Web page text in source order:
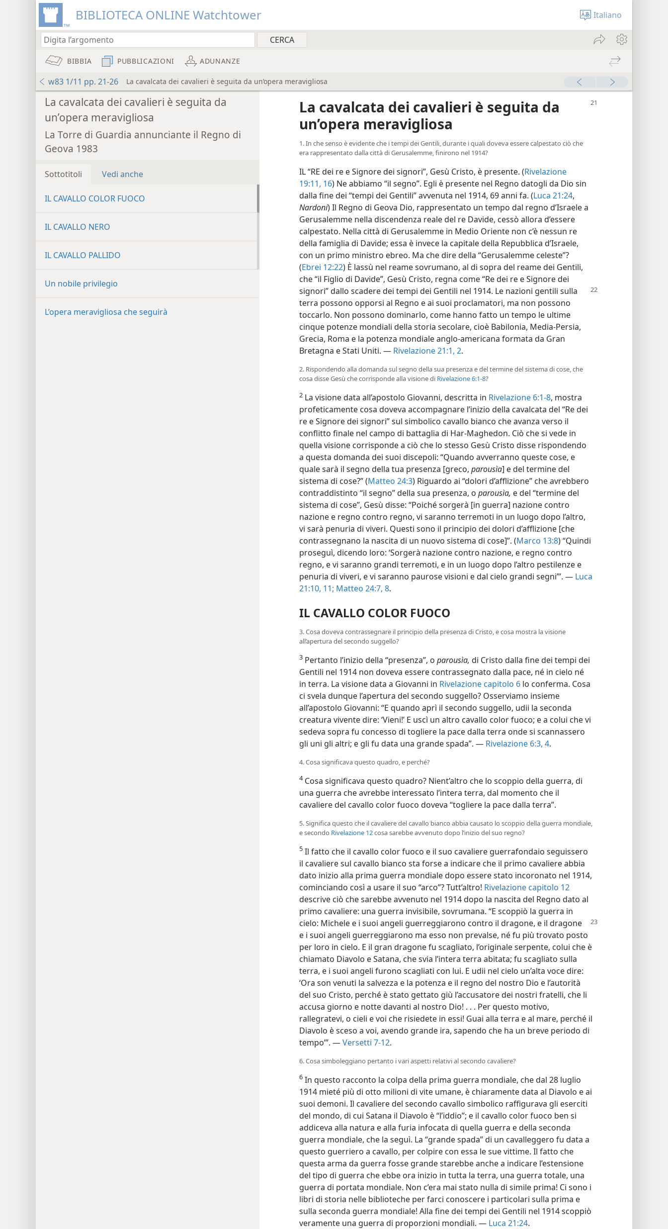
BIBLIOTECA ONLINE Watchtower Italiano
BIBBIA PUBBLICAZIONI ADUNANZE
w83 1/11 pp. 21-26 La cavalcata dei cavalieri è seguita da un’opera meravigliosa
La cavalcata dei cavalieri è seguita da
un’opera meravigliosa
La Torre di Guardia annunciante il Regno di
Geova 1983
Sottotitoli Vedi anche
IL CAVALLO COLOR FUOCO
IL CAVALLO NERO
IL CAVALLO PALLIDO
Un nobile privilegio
L’opera meravigliosa che seguirà
La cavalcata dei cavalieri è seguita da
un’opera meravigliosa
1. In che senso è evidente che i tempi dei Gentili, durante i quali doveva essere calpestato ciò che
era rappresentato dalla città di Gerusalemme, finirono nel 1914?
IL “RE dei re e Signore dei signori”, Gesù Cristo, è presente. (Rivelazione
19:11, 16) Ne abbiamo “il segno”. Egli è presente nel Regno datogli da Dio sin
dalla fine dei “tempi dei Gentili” avvenuta nel 1914, 69 anni fa. (Luca 21:24,
Nardoni) Il Regno di Geova Dio, rappresentato un tempo dal regno d’Israele a
Gerusalemme nella discendenza reale del re Davide, cessò allora d’essere
calpestato. Nella città di Gerusalemme in Medio Oriente non c’è nessun re
della famiglia di Davide; essa è invece la capitale della Repubblica d’Israele,
con un primo ministro ebreo. Ma che dire della “Gerusalemme celeste”?
(Ebrei 12:22) È lassù nel reame sovrumano, al di sopra del reame dei Gentili,
che “il Figlio di Davide”, Gesù Cristo, regna come “Re dei re e Signore dei
signori”dallo scadere dei tempi dei Gentili nel 1914. Le nazioni gentili sulla
terra possono opporsi al Regno e ai suoi proclamatori, ma non possono
toccarlo. Non possono dominarlo, come hanno fatto un tempo le ultime
cinque potenze mondiali della storia secolare, cioè Babilonia, Media-Persia,
Grecia, Roma e la potenza mondiale anglo-americana formata da Gran
Bretagna e Stati Uniti. — Rivelazione 21:1, 2.
2. Rispondendo alla domanda sul segno della sua presenza e del termine del sistema di cose, che
cosa disse Gesù che corrisponde alla visione di Rivelazione 6:1-8?
2 La visione data all’apostolo Giovanni, descritta in Rivelazione 6:1-8, mostra
profeticamente cosa doveva accompagnare l’inizio della cavalcata del “Re dei
re e Signore dei signori” sul simbolico cavallo bianco che avanza verso il
conflitto finale nel campo di battaglia di Har-Maghedon. Ciò che si vede in
quella visione corrisponde a ciò che lo stesso Gesù Cristo disse rispondendo
a questa domanda dei suoi discepoli: “Quando avverranno queste cose, e
quale sarà il segno della tua presenza [greco, parousìa] e del termine del
sistema di cose?” (Matteo 24:3) Riguardo ai “dolori d’afflizione” che avrebbero
contraddistinto “il segno” della sua presenza, o parousìa, e del “termine del
sistema di cose”, Gesù disse: “Poiché sorgerà [in guerra] nazione contro
nazione e regno contro regno, vi saranno terremoti in un luogo dopo l’altro,
vi sarà penuria di viveri. Questi sono il principio dei dolori d’afflizione [che
contrassegnano la nascita di un nuovo sistema di cose]”. (Marco 13:8) “Quindi
proseguì, dicendo loro: ‘Sorgerà nazione contro nazione, e regno contro
regno, e vi saranno grandi terremoti, e in un luogo dopo l’altro pestilenze e
penuria di viveri, e vi saranno paurose visioni e dal cielo grandi segni’”. — Luca
21:10, 11; Matteo 24:7, 8.
IL CAVALLO COLOR FUOCO
3. Cosa doveva contrassegnare il principio della presenza di Cristo, e cosa mostra la visione
all’apertura del secondo suggello?
3 Pertanto l’inizio della “presenza”, o parousìa, di Cristo dalla fine dei tempi dei
Gentili nel 1914 non doveva essere contrassegnato dalla pace, né in cielo né
in terra. La visione data a Giovanni in Rivelazione capitolo 6 lo conferma. Cosa
ci svela dunque l’apertura del secondo suggello? Osserviamo insieme
all’apostolo Giovanni: “E quando aprì il secondo suggello, udii la seconda
creatura vivente dire: ‘Vieni!’ E uscì un altro cavallo color fuoco; e a colui che vi
sedeva sopra fu concesso di togliere la pace dalla terra onde si scannassero
gli uni gli altri; e gli fu data una grande spada”. — Rivelazione 6:3, 4.
4. Cosa significava questo quadro, e perché?
4Cosa significava questo quadro? Nient’altro che lo scoppio della guerra, di
una guerra che avrebbe interessato l’intera terra, dal momento che il
cavaliere del cavallo color fuoco doveva “togliere la pace dalla terra”.
5. Significa questo che il cavaliere del cavallo bianco abbia causato lo scoppio della guerra mondiale,
e secondo Rivelazione 12cosa sarebbe avvenuto dopo l’inizio del suo regno?
5 Il fatto che il cavallo color fuoco e il suo cavaliere guerrafondaio seguissero
il cavaliere sul cavallo bianco sta forse a indicare che il primo cavaliere abbia
dato inizio alla prima guerra mondiale dopo essere stato incoronato nel 1914,
cominciando così a usare il suo “arco”? Tutt’altro! Rivelazione capitolo 12
descrive ciò che sarebbe avvenuto nel 1914 dopo la nascita del Regno dato al
primo cavaliere: una guerra invisibile, sovrumana. “E scoppiò la guerra in
cielo: Michele e i suoi angeli guerreggiarono contro il dragone, e il dragone
e i suoi angeli guerreggiarono ma esso non prevalse, né fu più trovato posto
per loro in cielo. E il gran dragone fu scagliato, l’originale serpente, colui che è
chiamato Diavolo e Satana, che svia l’intera terra abitata; fu scagliato sulla
terra, e i suoi angeli furono scagliati con lui. E udii nel cielo un’alta voce dire:
‘Ora son venuti la salvezza e la potenza e il regno del nostro Dio e l’autorità
del suo Cristo, perché è stato gettato giù l’accusatore dei nostri fratelli, che li
accusa giorno e notte davanti al nostro Dio! . . . Per questo motivo,
rallegratevi, o cieli e voi che risiedete in essi! Guai alla terra e al mare, perché il
Diavolo è sceso a voi, avendo grande ira, sapendo che ha un breve periodo di
tempo’”. —Versetti 7-12.
6. Cosa simboleggiano pertanto i vari aspetti relativi al secondo cavaliere?
6 In questo racconto la colpa della prima guerra mondiale, che dal 28 luglio
1914 mieté più di otto milioni di vite umane, è chiaramente data al Diavolo e ai
suoi demoni. Il cavaliere del secondo cavallo simbolico raffigurava gli eserciti
del mondo, di cui Satana il Diavolo è “l’iddio”; e il cavallo color fuoco ben si
addiceva alla natura e alla furia infocata di quella guerra e della seconda
guerra mondiale, che la seguì. La “grande spada” di un cavalleggero fu data a
questo guerriero a cavallo, per colpire con essa le sue vittime. Il fatto che
questa arma da guerra fosse grande starebbe anche a indicare l’estensione
del tipo di guerra che ebbe ora inizio in tutta la terra, una guerra totale, una
guerra di portata mondiale. Non c’era mai stato nulla di simile prima! Ci sono i
libri di storia nelle biblioteche per farci conoscere i particolari sulla prima e
sulla seconda guerra mondiale! Alla fine dei tempi dei Gentili nel 1914 scoppiò
veramente una guerra di proporzioni mondiali. — Luca 21:24.